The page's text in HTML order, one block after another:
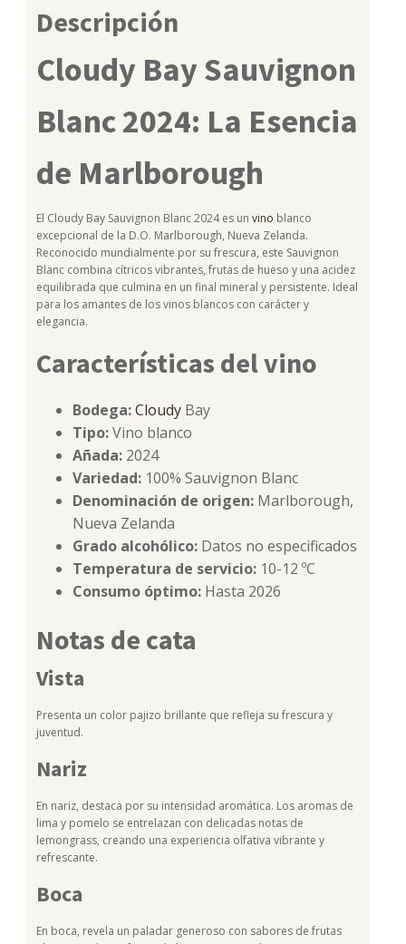
Descripción
Cloudy Bay Sauvignon
Blanc 2024: La Esencia
de Marlborough
El Cloudy Bay Sauvignon Blanc 2024 es un vino blanco
excepcional de la D.O. Marlborough, Nueva Zelanda.
Reconocido mundialmente por su frescura, este Sauvignon
Blanc combina cítricos vibrantes, frutas de hueso y una acidez
equilibrada que culmina en un final mineral y persistente. Ideal
para los amantes de los vinos blancos con carácter y
elegancia.
Características del vino
Bodega:Cloudy Bay
Tipo:Vino blanco
Añada: 2024
Variedad: 100% Sauvignon Blanc
Denominación de origen: Marlborough,
Nueva Zelanda
Grado alcohólico: Datos no especificados
Temperatura de servicio: 10-12 ºC
Consumo óptimo: Hasta 2026
Notas de cata
Vista
Presenta un color pajizo brillante que refleja su frescura y
juventud.
Nariz
En nariz, destaca por su intensidad aromática. Los aromas de
lima y pomelo se entrelazan con delicadas notas de
lemongrass, creando una experiencia olfativa vibrante y
refrescante.
Boca
En boca, revela un paladar generoso con sabores de frutas